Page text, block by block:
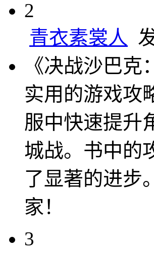
2
青衣素裳人
《决战沙巴
实用的游戏攻
服中快速提升
城战。书中的
了显著的进步
家！
3